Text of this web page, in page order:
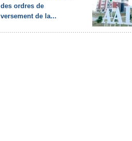
des ordres de
versement de la...